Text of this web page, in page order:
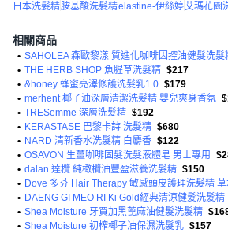
日本洗髮精胺基酸洗髮精elastine-伊絲婷艾瑪花園
相關商品
• SAHOLEA 森歐黎漾 質進化咖啡因控油健髮洗髮
• THE HERB SHOP 魚腥草洗髮精 $217
• &honey 蜂蜜亮澤修護洗髮乳1.0 $179
• merhent 椰子油深層清潔洗髮精 嬰兒爽身香氛
• TRESemme 深層洗髮精 $192
• KERASTASE 巴黎卡詩 洗髮精 $680
• NARD 清新香水洗髮精 白麝香 $122
• OSAVON 生薑咖啡固髮洗髮液體皂 男士專用
• dalan 達欖 純橄欖油豐盈滋養洗髮精 $150
• Dove 多芬 Hair Therapy 敏感頭皮護理洗髮精
• DAENG GI MEO RI Ki Gold經典清涼健髮洗髮精
• Shea Moisture 牙買加黑蓖麻油健髮洗髮精
• Shea Moisture 初榨椰子油保濕洗髮乳 $157